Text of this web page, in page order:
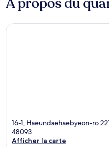
16-1, Haeundaehaebyeon-ro
48093
Afficher la carte